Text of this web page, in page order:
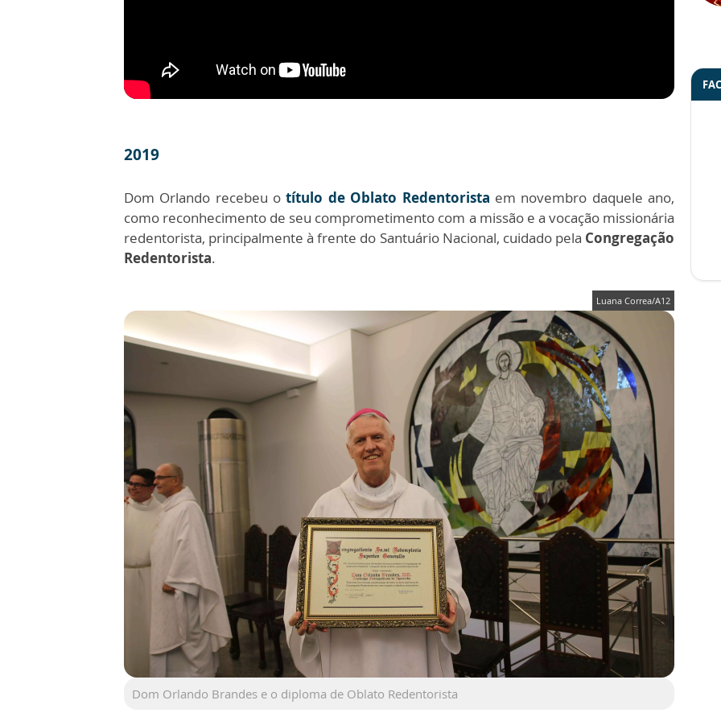
2019
Dom Orlando recebeu o título de Oblato Redentorista em novembro daquele ano,
como reconhecimento de seu comprometimento com a missão e a vocação missionária
redentorista, principalmente à frente do Santuário Nacional, cuidado pela Congregação
Redentorista.
Luana Correa/A12
Dom Orlando Brandes e o diploma de Oblato Redentorista